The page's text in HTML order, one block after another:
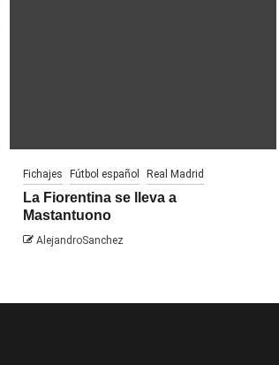
Fichajes Fútbol español Real Madrid
La Fiorentina se lleva a
Mastantuono
AlejandroSanchez